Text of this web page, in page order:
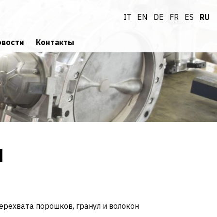
Контакты
Запрос информации
И ТЫ К НАШЕЙ КОМАНДЕ
IT EN DE FR ES RU
порошков, гранул и волокон